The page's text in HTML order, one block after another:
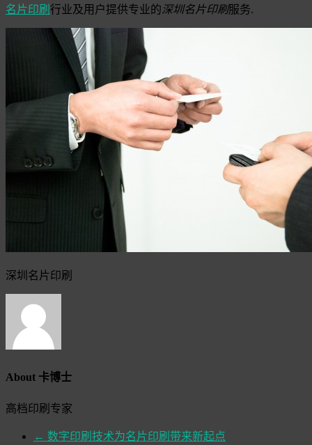
名片印刷 行业及用户提供专业的深圳名片印刷服务.
深圳名片印刷
About 卡博士
高档印刷专家
← 数字印刷技术为名片印刷带来新起点